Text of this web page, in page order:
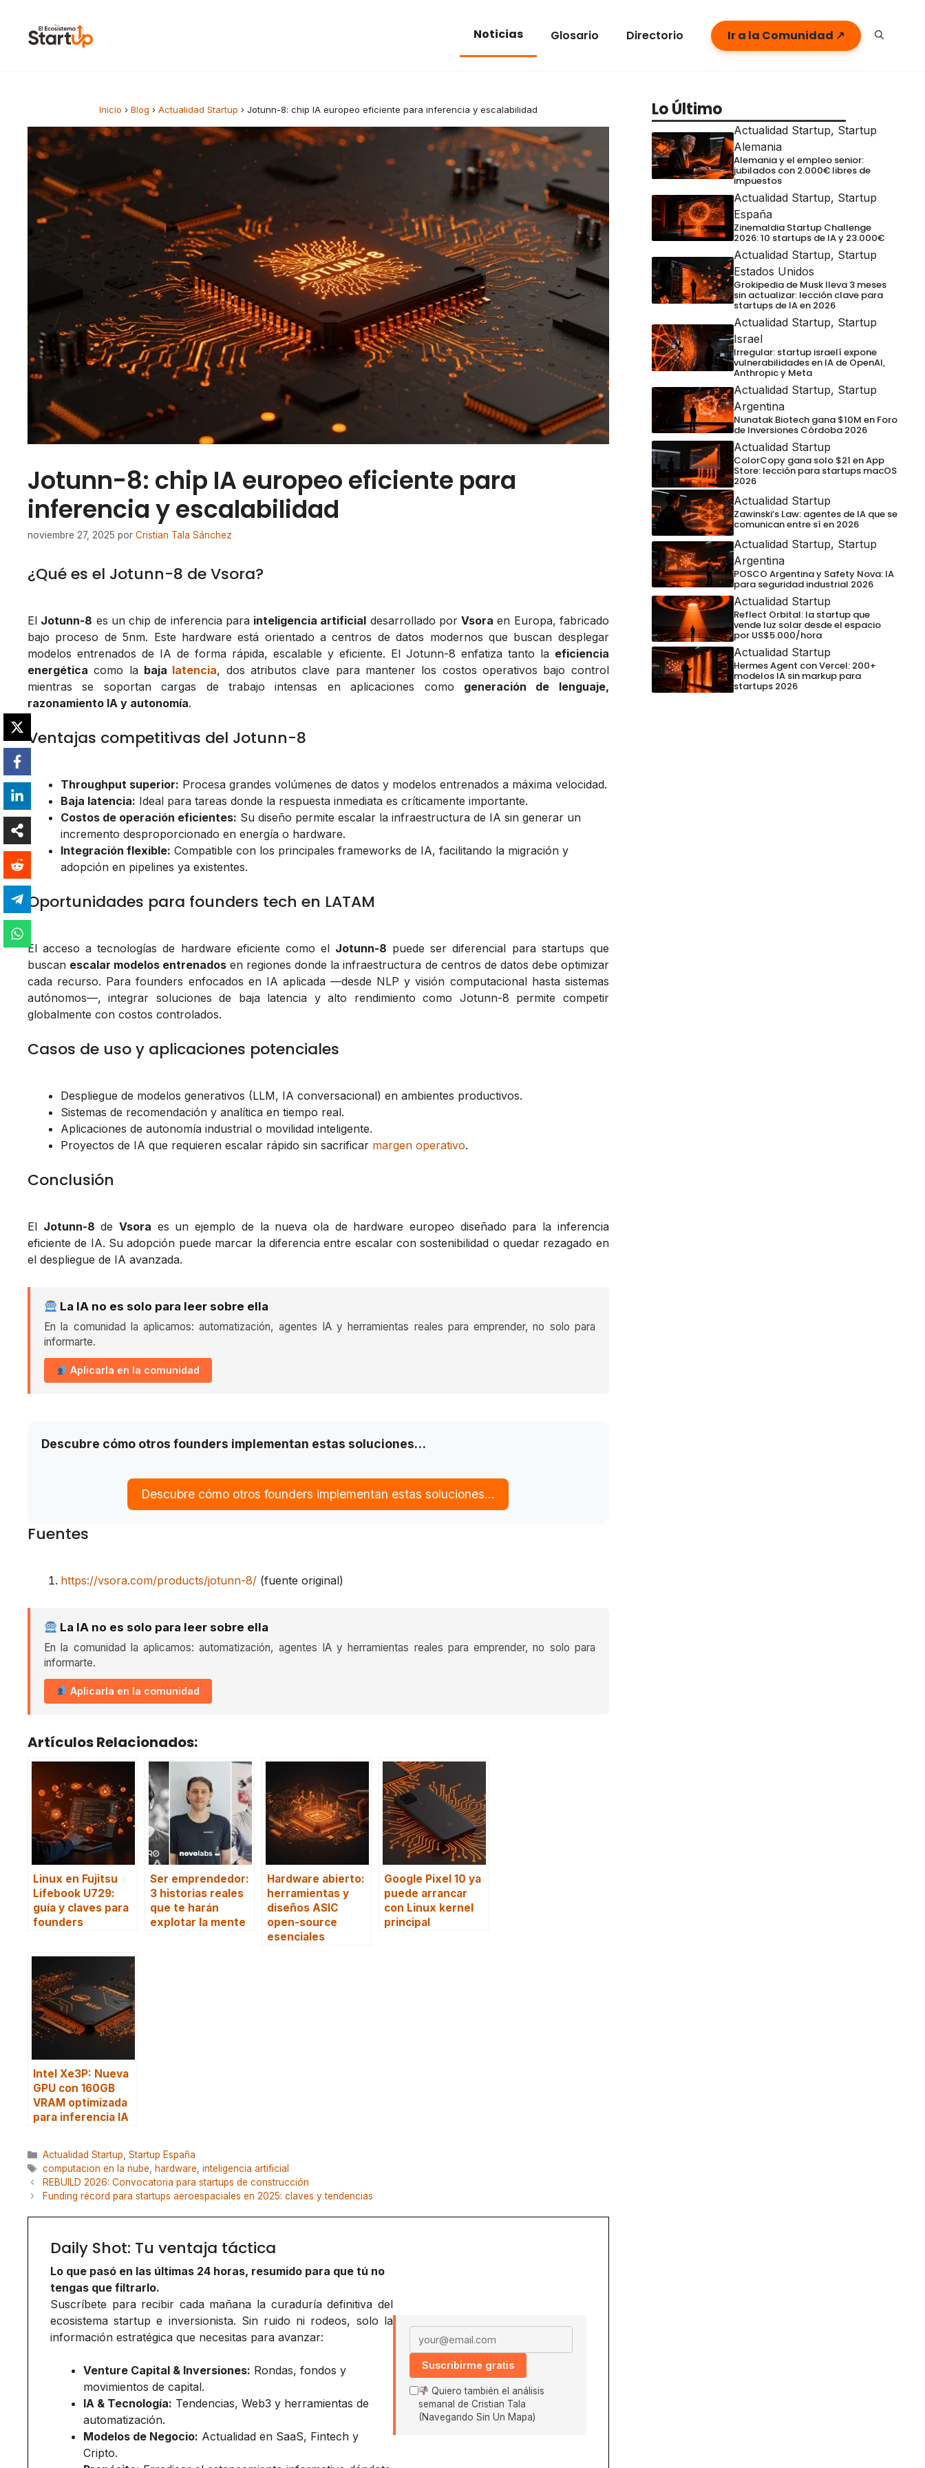
Noticias Glosario Directorio Ir a la Comunidad ↗
Inicio › Blog › Actualidad Startup › Jotunn-8: chip IA europeo eficiente para inferencia y escalabilidad
Jotunn-8: chip IA europeo eficiente para
inferencia y escalabilidad
noviembre 27, 2025 por Cristian Tala Sánchez
¿Qué es el Jotunn-8 de Vsora?
El Jotunn-8 es un chip de inferencia para inteligencia artificial desarrollado porVsora en Europa, fabricado
bajo proceso de 5nm. Este hardware está orientado a centros de datos modernos que buscan desplegar
modelos entrenados de IA de forma rápida, escalable y eficiente. El Jotunn-8 enfatiza tanto la eficiencia
energética como la baja latencia, dos atributos clave para mantener los costos operativos bajo control
mientras se soportan cargas de trabajo intensas en aplicaciones como generación de lenguaje,
razonamiento IA y autonomía.
Ventajas competitivas del Jotunn-8
Throughput superior: Procesa grandes volúmenes de datos y modelos entrenados a máxima velocidad.
Baja latencia: Ideal para tareas donde la respuesta inmediata es críticamente importante.
Costos de operación eficientes: Su diseño permite escalar la infraestructura de IA sin generar un
incremento desproporcionado en energía o hardware.
Integración flexible: Compatible con los principales frameworks de IA, facilitando la migración y
adopción en pipelines ya existentes.
Oportunidades para founders tech en LATAM
El acceso a tecnologías de hardware eficiente como el Jotunn-8 puede ser diferencial para startups que
buscan escalar modelos entrenados en regiones donde la infraestructura de centros de datos debe optimizar
cada recurso. Para founders enfocados en IA aplicada —desde NLP y visión computacional hasta sistemas
autónomos—, integrar soluciones de baja latencia y alto rendimiento como Jotunn-8 permite competir
globalmente con costos controlados.
Casos de uso y aplicaciones potenciales
Despliegue de modelos generativos (LLM, IA conversacional) en ambientes productivos.
Sistemas de recomendación y analítica en tiempo real.
Aplicaciones de autonomía industrial o movilidad inteligente.
Proyectos de IA que requieren escalar rápido sin sacrificar margen operativo.
Conclusión
El Jotunn-8 deVsora es un ejemplo de la nueva ola de hardware europeo diseñado para la inferencia
eficiente de IA. Su adopción puede marcar la diferencia entre escalar con sostenibilidad o quedar rezagado en
el despliegue de IA avanzada.
La IA no es solo para leer sobre ella
En la comunidad la aplicamos: automatización, agentes IA y herramientas reales para emprender, no solo para
informarte.
Aplicarla en la comunidad
Descubre cómo otros founders implementan estas soluciones…
Descubre cómo otros founders implementan estas soluciones…
Fuentes
https://vsora.com/products/jotunn-8/ (fuente original)
La IA no es solo para leer sobre ella
En la comunidad la aplicamos: automatización, agentes IA y herramientas reales para emprender, no solo para
informarte.
Aplicarla en la comunidad
Artículos Relacionados:
Linux en Fujitsu
Lifebook U729:
guía y claves para
founders
Ser emprendedor:
3 historias reales
que te harán
explotar la mente
Hardware abierto:
herramientas y
diseños ASIC
open-source
esenciales
Google Pixel 10 ya
puede arrancar
con Linux kernel
principal
Intel Xe3P: Nueva
GPU con 160GB
VRAM optimizada
para inferencia IA
Categorías
Actualidad Startup Startup España
Etiquetas
computacion en la nube hardware inteligencia artificial
REBUILD 2026: Convocatoria para startups de construcción
Funding récord para startups aeroespaciales en 2025: claves y tendencias
Daily Shot: Tu ventaja táctica
Lo que pasó en las últimas 24 horas, resumido para que tú no
tengas que filtrarlo.
Suscríbete para recibir cada mañana la curaduría definitiva del
ecosistema startup e inversionista. Sin ruido ni rodeos, solo la
información estratégica que necesitas para avanzar:
Venture Capital & Inversiones: Rondas, fondos y
movimientos de capital.
IA & Tecnología: Tendencias, Web3 y herramientas de
automatización.
Modelos de Negocio: Actualidad en SaaS, Fintech y
Cripto.
Email address
Suscribirme gratis
Quiero también el análisis
semanal de Cristian Tala
(Navegando Sin Un Mapa)
Lo Último
Actualidad Startup, Startup
Alemania
Alemania y el empleo senior:
jubilados con 2.000€ libres de
impuestos
Actualidad Startup, Startup
España
Zinemaldia Startup Challenge
2026: 10 startups de IA y 23.000€
Actualidad Startup, Startup
Estados Unidos
Grokipedia de Musk lleva 3 meses
sin actualizar: lección clave para
startups de IA en 2026
Actualidad Startup, Startup
Israel
Irregular: startup israelí expone
vulnerabilidades en IA de OpenAI,
Anthropic y Meta
Actualidad Startup, Startup
Argentina
Nunatak Biotech gana $10M en Foro
de Inversiones Córdoba 2026
Actualidad Startup
ColorCopy gana solo $21 en App
Store: lección para startups macOS
2026
Actualidad Startup
Zawinski’s Law: agentes de IA que se
comunican entre sí en 2026
Actualidad Startup, Startup
Argentina
POSCO Argentina y Safety Nova: IA
para seguridad industrial 2026
Actualidad Startup
Reflect Orbital: la startup que
vende luz solar desde el espacio
por US$5.000/hora
Actualidad Startup
Hermes Agent con Vercel: 200+
modelos IA sin markup para
startups 2026